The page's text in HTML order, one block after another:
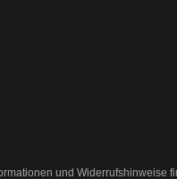
und Widerrufshinweise